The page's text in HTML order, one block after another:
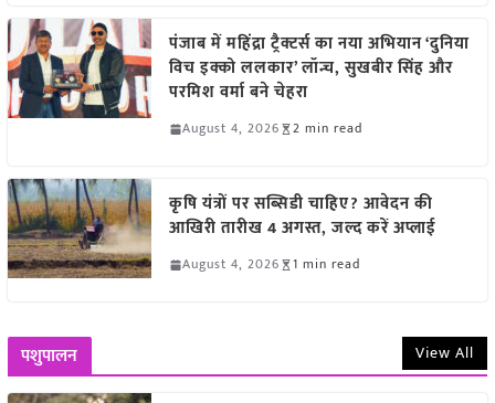
पंजाब में महिंद्रा ट्रैक्टर्स का नया अभियान ‘दुनिया
विच इक्को ललकार’ लॉन्च, सुखबीर सिंह और
परमिश वर्मा बने चेहरा
August 4, 2026 2 min read
कृषि यंत्रों पर सब्सिडी चाहिए? आवेदन की
आखिरी तारीख 4 अगस्त, जल्द करें अप्लाई
August 4, 2026 1 min read
पशुपालन View All